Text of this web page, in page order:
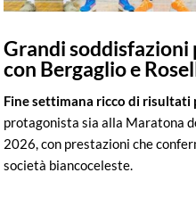
Grandi soddisfazioni
con Bergaglio e
Fine settimana ricco di risultati
protagonista sia alla Maratona
2026, con prestazioni che
società biancoceleste.